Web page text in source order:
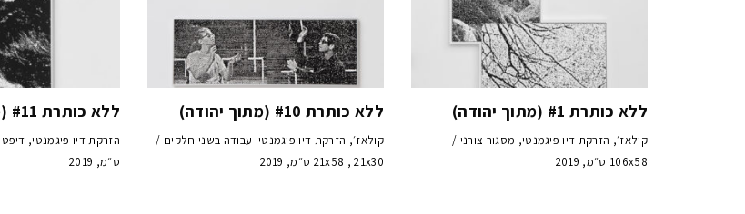
ללא כותרת #1 (מתוך יהודה)
קולאז׳, הזרקת דיו פיגמנטי, מסגור צורני /
106x58 ס״מ, 2019
ללא כותרת #10 (מתוך יהודה)
קולאז׳, הזרקת דיו פיגמנטי. עבודה בשני חלקים /
21x58 , 21x30 ס״מ, 2019
ללא כותרת #11 (מתוך יהודה)
ס״מ, 2019